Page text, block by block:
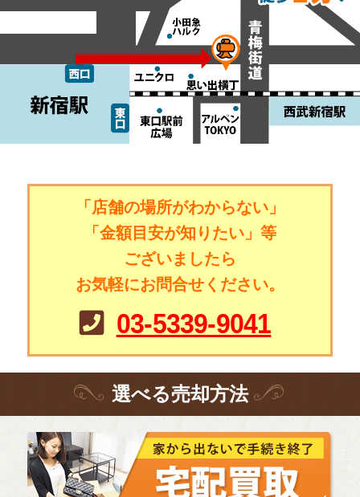
「店舗の場所がわからない」
「金額目安が知りたい」等
ございましたら
お気軽にお問合せください。
03-5339-9041
選べる売却方法